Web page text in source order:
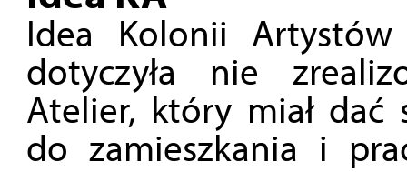
Idea Kolonii
dotyczyła nie
Atelier, który miał dać
do zamieszkania i